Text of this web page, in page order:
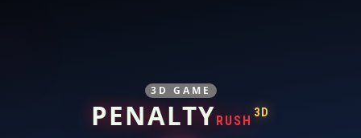
3D GAME
PENALTY RUSH
3D